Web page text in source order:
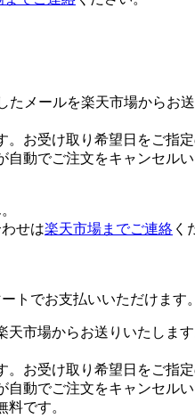
メールを楽天市場からお送
お受け取り希望日をご指
動でご注文をキャンセルい
せは楽天市場までご連絡 く
トでお支払いいただけます。
市場からお送りいたします
お受け取り希望日をご指
動でご注文をキャンセルい
です。